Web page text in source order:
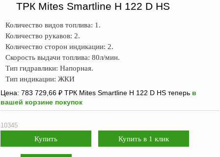
арматура
Устройства
заземления
автоцистерн и
комплектующие
Продукция НПП
СЕНСОР
оборудование
Эксплуатационное
оборудование
ТРК Mites Smartline H 122 D HS
Количество видов топлива: 1.
Количество рукавов: 2.
Количество сторон индикации: 2.
Скорость выдачи топлива: 80л/мин.
Тип гидравлики: Напорная.
Тип индикации: ЖКИ
Цена: 783 729,66 ₽ ТРК Mites Smartline H 122 D HS теперь в
вашей корзине покупок
10345